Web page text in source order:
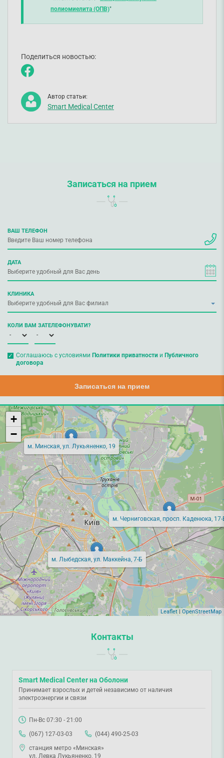
полиомиелита (ОПВ)"
Поделиться новостью:
Автор статьи:
Smart Medical Center
Записаться на прием
ВАШ ТЕЛЕФОН
ДАТА
КЛИНИКА
КОЛИ ВАМ ЗАТЕЛЕФОНУВАТИ?
Соглашаюсь с условиями Политики приватностии Публичного
договора
Записаться на прием
м. Минская, ул. Лукьяненко, 19
м. Лыбедская, ул. Маккейна, 7-Б
м. Черниговская, просп. Каденюка, 17-
+
−
Leaflet| OpenStreetMap
Контакты
Smart Medical Center на Оболони
Принимает взрослых и детей независимо от наличия
электроэнергии и связи
Пн-Вс 07:30 - 21:00
(067) 127-03-03
(044) 490-25-03
станция метро «Минская»
ул. Левка Лукьяненко, 19